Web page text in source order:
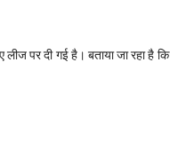
पर दी गई है। बताया जा रहा है कि